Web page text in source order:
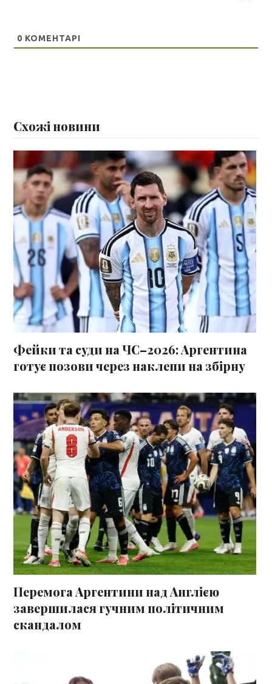
0 КОМЕНТАРІ
Схожі новини
Фейки та суди на ЧС–2026: Аргентина
готує позови через наклепи на збірну
Перемога Аргентини над Англією
завершилася гучним політичним
скандалом